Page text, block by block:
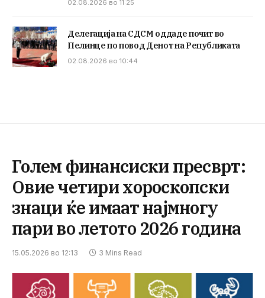
02.08.2026 во 11:25
Делегација на СДСМ оддаде почит во
Пелинце по повод Денот на Републиката
02.08.2026 во 10:44
Голем финансиски пресврт:
Овие четири хороскопски
знаци ќе имаат најмногу
пари во летото 2026 година
15.05.2026 во 12:13 3 Mins Read